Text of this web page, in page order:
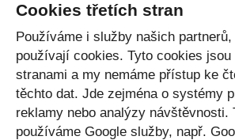
Cookies třetích stran
Používáme i služby našich
používají cookies. Tyto cookies
stranami a my nemáme přístup ke
těchto dat. Jde zejména o systémy
reklamy nebo analýzy návštěvnosti.
používáme Google služby, např.